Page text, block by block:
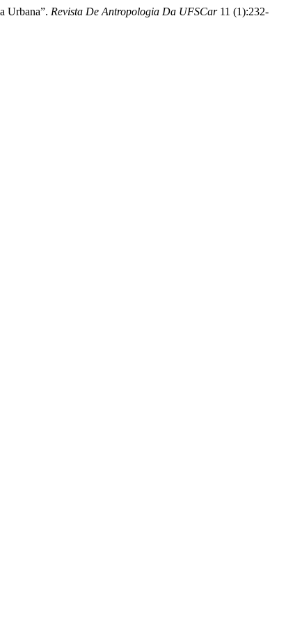
Urbana”. Revista De Antropologia Da UFSCar11 (1):232-